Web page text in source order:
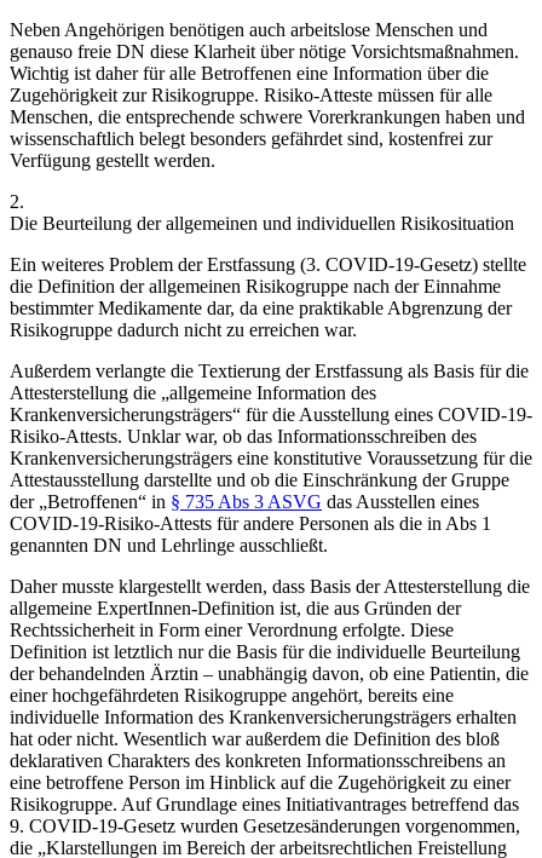
Neben Angehörigen benötigen auch arbeitslose Menschen und
genauso freie DN diese Klarheit über nötige Vorsichtsmaßnahmen.
Wichtig ist daher für alle Betroffenen eine Information über die
Zugehörigkeit zur Risikogruppe. Risiko-Atteste müssen für alle
Menschen, die entsprechende schwere Vorerkrankungen haben und
wissenschaftlich belegt besonders gefährdet sind, kostenfrei zur
Verfügung gestellt werden.
2.
Die Beurteilung der allgemeinen und individuellen Risikosituation
Ein weiteres Problem der Erstfassung (3. COVID-19-Gesetz) stellte
die Definition der allgemeinen Risikogruppe nach der Einnahme
bestimmter Medikamente dar, da eine praktikable Abgrenzung der
Risikogruppe dadurch nicht zu erreichen war.
Außerdem verlangte die Textierung der Erstfassung als Basis für die
Attesterstellung die „allgemeine Information des
Krankenversicherungsträgers“ für die Ausstellung eines COVID-19-
Risiko-Attests. Unklar war, ob das Informationsschreiben des
Krankenversicherungsträgers eine konstitutive Voraussetzung für die
Attestausstellung darstellte und ob die Einschränkung der Gruppe
der „Betroffenen“ in § 735 Abs 3 ASVG das Ausstellen eines
COVID-19-Risiko-Attests für andere Personen als die in Abs 1
genannten DN und Lehrlinge ausschließt.
Daher musste klargestellt werden, dass Basis der Attesterstellung die
allgemeine ExpertInnen-Definition ist, die aus Gründen der
Rechtssicherheit in Form einer Verordnung erfolgte. Diese
Definition ist letztlich nur die Basis für die individuelle Beurteilung
der behandelnden Ärztin – unabhängig davon, ob eine Patientin, die
einer hochgefährdeten Risikogruppe angehört, bereits eine
individuelle Information des Krankenversicherungsträgers erhalten
hat oder nicht. Wesentlich war außerdem die Definition des bloß
deklarativen Charakters des konkreten Informationsschreibens an
eine betroffene Person im Hinblick auf die Zugehörigkeit zu einer
Risikogruppe. Auf Grundlage eines Initiativantrages betreffend das
9. COVID-19-Gesetz wurden Gesetzesänderungen vorgenommen,
die „Klarstellungen im Bereich der arbeitsrechtlichen Freistellung